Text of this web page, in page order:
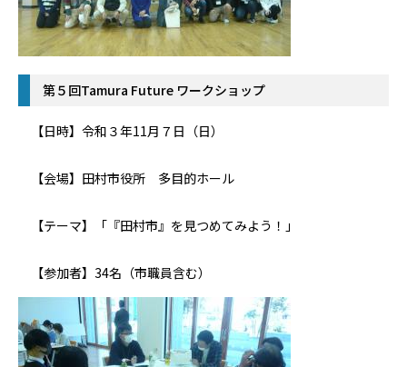
第５回Tamura Future ワークショップ
【日時】令和３年11月７日（日）
【会場】田村市役所 多目的ホール
【テーマ】「『田村市』を見つめてみよう！」
【参加者】34名（市職員含む）